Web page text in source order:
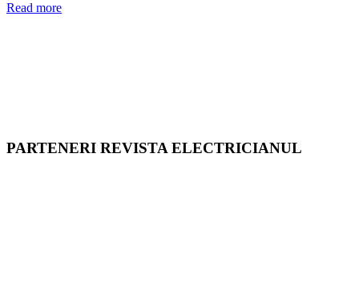
Read more
PARTENERI REVISTA ELECTRICIANUL